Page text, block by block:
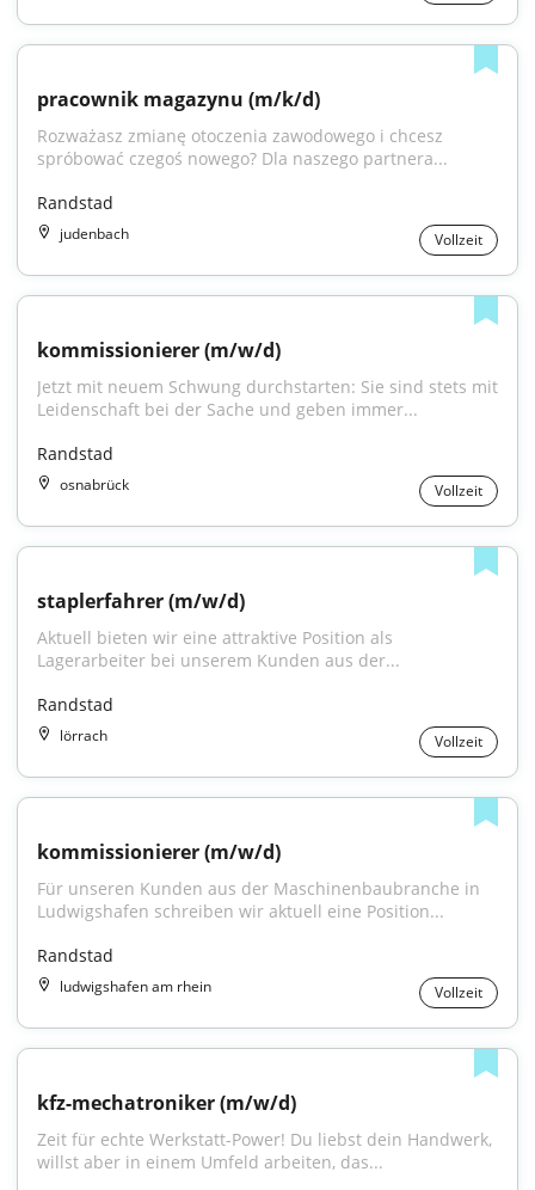
pracownik magazynu (m/k/d)
Rozważasz zmianę otoczenia zawodowego i chcesz
spróbować czegoś nowego? Dla naszego partnera...
Randstad
judenbach Vollzeit
kommissionierer (m/w/d)
Jetzt mit neuem Schwung durchstarten: Sie sind stets mit
Leidenschaft bei der Sache und geben immer...
Randstad
osnabrück Vollzeit
staplerfahrer (m/w/d)
Aktuell bieten wir eine attraktive Position als
Lagerarbeiter bei unserem Kunden aus der...
Randstad
lörrach Vollzeit
kommissionierer (m/w/d)
Für unseren Kunden aus der Maschinenbaubranche in
Ludwigshafen schreiben wir aktuell eine Position...
Randstad
ludwigshafen am rhein Vollzeit
kfz-mechatroniker (m/w/d)
Zeit für echte Werkstatt-Power! Du liebst dein Handwerk,
willst aber in einem Umfeld arbeiten, das...